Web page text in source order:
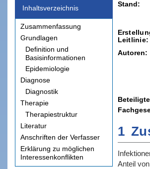
Inhaltsverzeichnis
Zusammenfassung
Grundlagen
Definition und
Basisinformationen
Epidemiologie
Diagnose
Diagnostik
Therapie
Therapiestruktur
Literatur
Anschriften der Verfasser
Erklärung zu möglichen
Interessenkonflikten
Stand
Leitlinie
Autoren:
Beteiligte
1
Anteil